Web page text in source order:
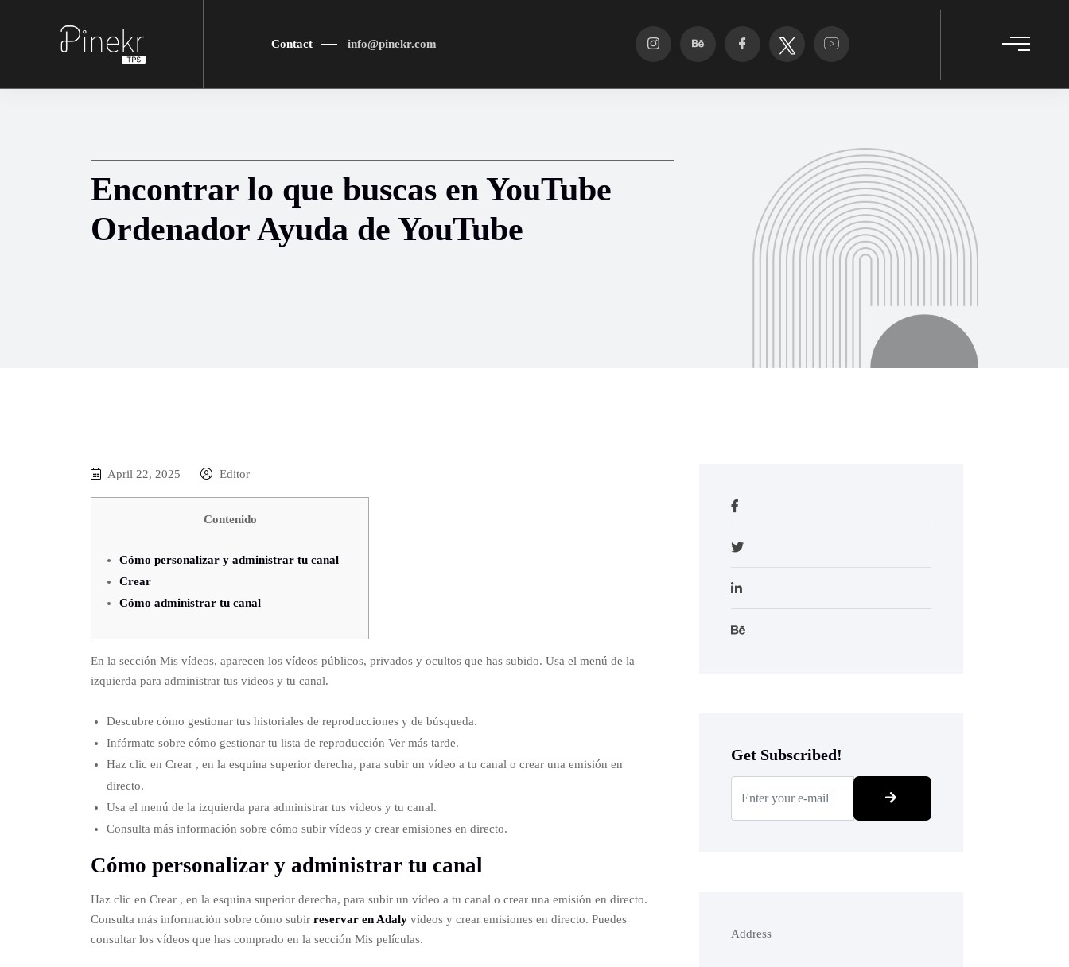
Contact info@pinekr.com
Encontrar lo que buscas en YouTube
Ordenador Ayuda de YouTube
April 22, 2025 Editor
Contenido
Cómo personalizar y administrar tu canal
Crear
Cómo administrar tu canal
En la sección Mis vídeos, aparecen los vídeos públicos, privados y ocultos que has subido. Usa el menú de la
izquierda para administrar tus videos y tu canal.
Descubre cómo gestionar tus historiales de reproducciones y de búsqueda.
Infórmate sobre cómo gestionar tu lista de reproducción Ver más tarde.
Haz clic en Crear , en la esquina superior derecha, para subir un vídeo a tu canal o crear una emisión en
directo.
Usa el menú de la izquierda para administrar tus videos y tu canal.
Consulta más información sobre cómo subir vídeos y crear emisiones en directo.
Cómo personalizar y administrar tu canal
Haz clic en Crear , en la esquina superior derecha, para subir un vídeo a tu canal o crear una emisión en directo.
Consulta más información sobre cómo subir reservar en Adaly vídeos y crear emisiones en directo. Puedes
consultar los vídeos que has comprado en la sección Mis películas.
Get Subscribed!
Address